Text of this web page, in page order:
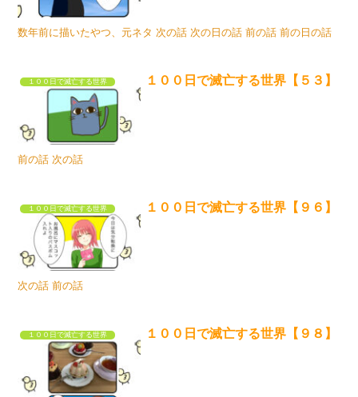
数年前に描いたやつ、元ネタ 次の話 次の日の話 前の話 前の日の話
１００日で滅亡する世界 １００日で滅亡する世界【５３】
前の話 次の話
１００日で滅亡する世界 １００日で滅亡する世界【９６】
次の話 前の話
１００日で滅亡する世界 １００日で滅亡する世界【９８】